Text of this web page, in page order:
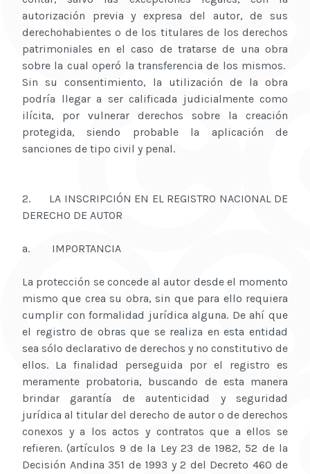
autorización previa y expresa del autor, de sus
derechohabientes o de los titulares de los derechos
patrimoniales en el caso de tratarse de una obra
sobre la cual operó la transferencia de los mismos.
Sin su consentimiento, la utilización de la obra
podría llegar a ser calificada judicialmente como
ilícita, por vulnerar derechos sobre la creación
protegida, siendo probable la aplicación de
sanciones de tipo civil y penal.
2. LA INSCRIPCIÓN EN EL REGISTRO NACIONAL DE
DERECHO DE AUTOR
a. IMPORTANCIA
La protección se concede al autor desde el momento
mismo que crea su obra, sin que para ello requiera
cumplir con formalidad jurídica alguna. De ahí que
el registro de obras que se realiza en esta entidad
sea sólo declarativo de derechos y no constitutivo de
ellos. La finalidad perseguida por el registro es
meramente probatoria, buscando de esta manera
brindar garantía de autenticidad y seguridad
jurídica al titular del derecho de autor o de derechos
conexos y a los actos y contratos que a ellos se
refieren. (artículos 9 de la Ley 23 de 1982, 52 de la
Decisión Andina 351 de 1993 y 2 del Decreto 460 de